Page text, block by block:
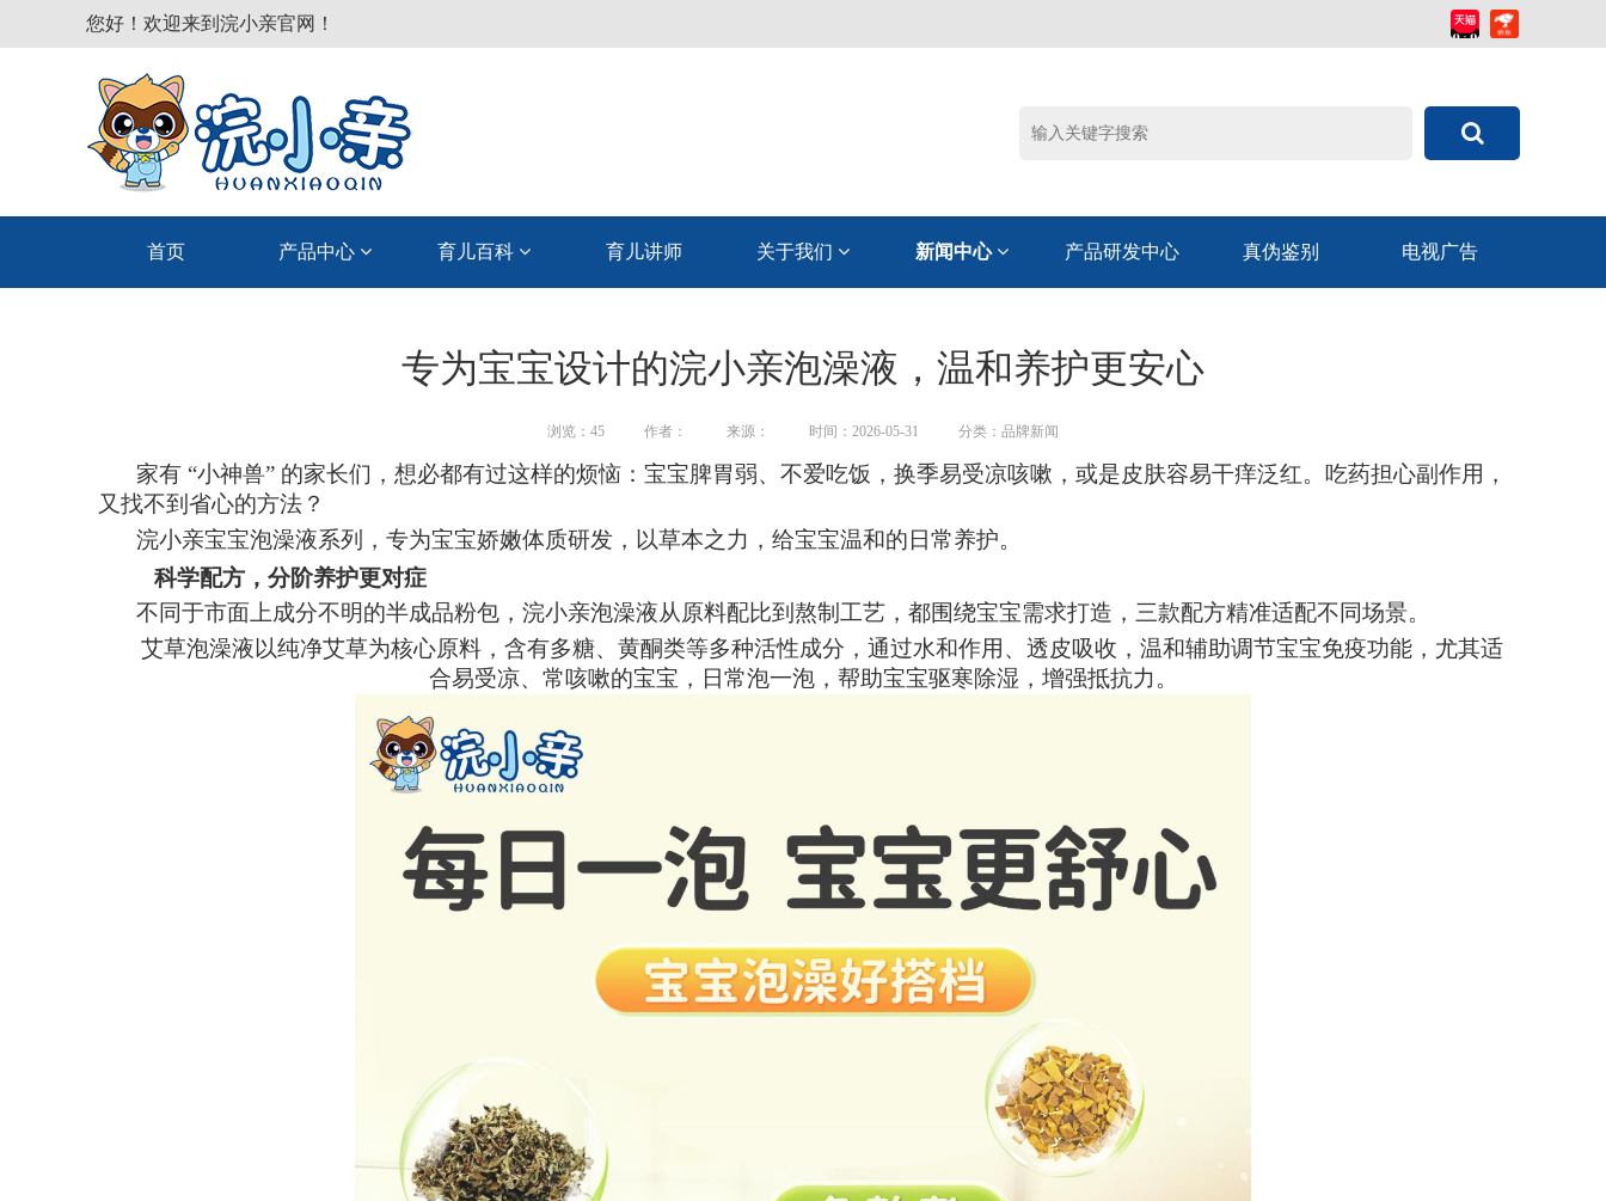
您好！欢迎来到浣小亲官网！
首页 产品中心 育儿百科 育儿讲师 关于我们 新闻中心 产品研发中心 真伪鉴别 电视广告
专为宝宝设计的浣小亲泡澡液，温和养护更安心
浏览： 45 作者： 来源： 时间：2026-05-31 分类：品牌新闻
家有 “小神兽” 的家长们，想必都有过这样的烦恼：宝宝脾胃弱、不爱吃饭，换季易受凉咳嗽，或是皮肤容易干痒泛红。吃药担心副作用，
又找不到省心的方法？
浣小亲宝宝泡澡液系列，专为宝宝娇嫩体质研发，以草本之力，给宝宝温和的日常养护。
科学配方，分阶养护更对症
不同于市面上成分不明的半成品粉包，浣小亲泡澡液从原料配比到熬制工艺，都围绕宝宝需求打造，三款配方精准适配不同场景。
艾草泡澡液以纯净艾草为核心原料，含有多糖、黄酮类等多种活性成分，通过水和作用、透皮吸收，温和辅助调节宝宝免疫功能，尤其适
合易受凉、常咳嗽的宝宝，日常泡一泡，帮助宝宝驱寒除湿，增强抵抗力。